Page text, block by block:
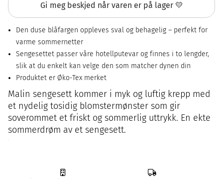
Gi meg beskjed når varen er på lager 💛
Den duse blåfargen oppleves sval og behagelig – perfekt for
varme sommernetter
Sengesettet passer våre hotellputevar og finnes i to lengder,
slik at du enkelt kan velge den som matcher dynen din
Produktet er Øko-Tex merket
Malin sengesett kommer i myk og luftig krepp med
et nydelig tosidig blomstermønster som gir
soverommet et friskt og sommerlig uttrykk. En ekte
sommerdrøm av et sengesett.